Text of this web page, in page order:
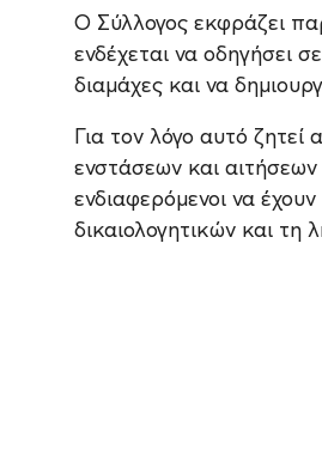
Ο Σύλλογος εκφράζει
ενδέχεται να οδηγήσει
διαμάχες και να
Για τον λόγο αυτό
ενστάσεων και
ενδιαφερόμενοι να
δικαιολογητικών και τη